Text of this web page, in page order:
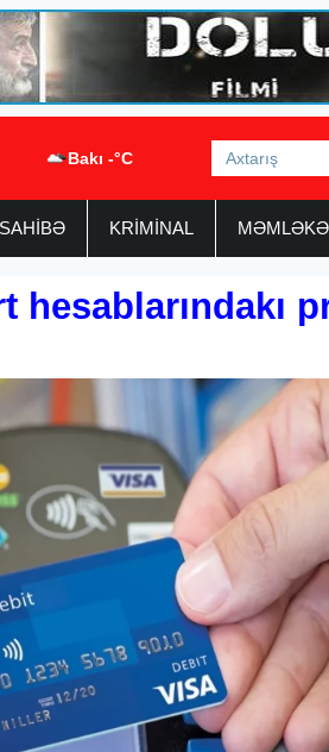
Bakı -°C
KRİMİNAL
hesablarındakı